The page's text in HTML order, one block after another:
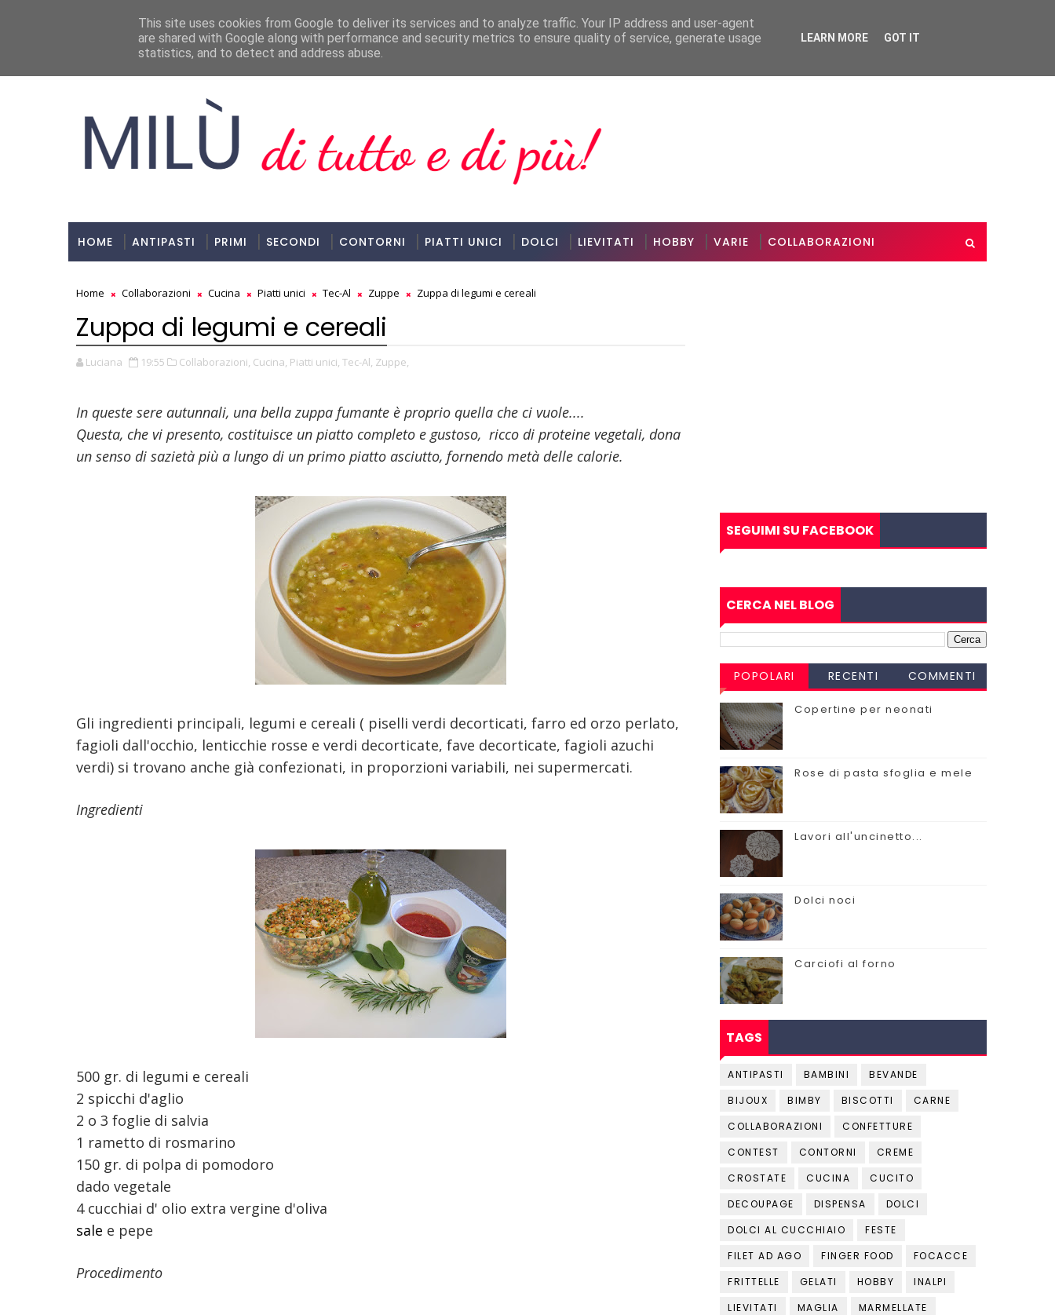
Milù, Di Tutto E Di Più!
ULTIMI POST VARIE Festeggiamento riuscito Le nostre nozze d'oro
HOME ANTIPASTI PRIMI SECONDI CONTORNI PIATTI UNICI DOLCI LIEVITATI HOBBY VARIE COLLABORAZIONI
Home Collaborazioni Cucina Piatti unici Tec-Al Zuppe Zuppa di legumi e cereali
Zuppa di legumi e cereali
Luciana 19:55 Collaborazioni, Cucina, Piatti unici, Tec-Al, Zuppe,
In queste sere autunnali, una bella zuppa fumante è proprio quella che ci vuole....
Questa, che vi presento, costituisce un piatto completo e gustoso, ricco di proteine vegetali, dona
un senso di sazietà più a lungo di un primo piatto asciutto, fornendo metà delle calorie.
Gli ingredienti principali, legumi e cereali ( piselli verdi decorticati, farro ed orzo perlato,
fagioli dall'occhio, lenticchie rosse e verdi decorticate, fave decorticate, fagioli azuchi
verdi) si trovano anche già confezionati, in proporzioni variabili, nei supermercati.
Ingredienti
500 gr. di legumi e cereali
2 spicchi d'aglio
2 o 3 foglie di salvia
1 rametto di rosmarino
150 gr. di polpa di pomodoro
dado vegetale
4 cucchiai d' olio extra vergine d'oliva
sale e pepe
Procedimento
SEGUIMI SU FACEBOOK
CERCA NEL BLOG
POPOLARI RECENTI COMMENTI
Copertine per neonati
Rose di pasta sfoglia e mele
Lavori all'uncinetto...
Dolci noci
Carciofi al forno
TAGS
ANTIPASTI BAMBINI
BEVANDE
BIJOUX
BIMBY BISCOTTI
CARNE
COLLABORAZIONI
CONFETTURE
CONTEST
CONTORNI
CREME
CROSTATE
CUCINA
CUCITO
DECOUPAGE
DISPENSA
DOLCI
DOLCI AL CUCCHIAIO
FESTE
FILET AD AGO
FINGER FOOD
FOCACCE
FRITTELLE
GELATI HOBBY
INALPI
LIEVITATI
MAGLIA
MARMELLATE
This site uses cookies from Google to deliver its services and to analyze traffic. Your IP address and user-agent
are shared with Google along with performance and security metrics to ensure quality of service, generate usage
statistics, and to detect and address abuse.
LEARN MORE GOT IT